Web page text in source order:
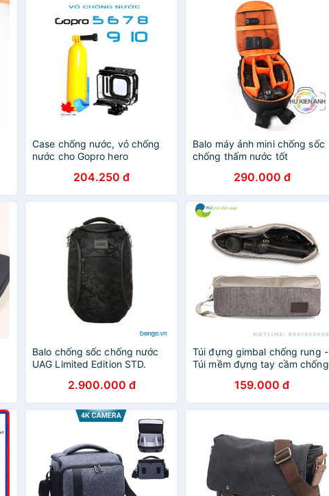
Case chống nước, vỏ chống
nước cho Gopro hero
chống đọng sương
204.250 đ
Balo máy ảnh mini chống sốc
chống thấm nước tốt
290.000 đ
Balo chống sốc chống nước
UAG Limited Edition STD.
2.900.000 đ
Túi đựng gimbal chống rung -
Túi mềm đựng tay cầm chống
159.000 đ